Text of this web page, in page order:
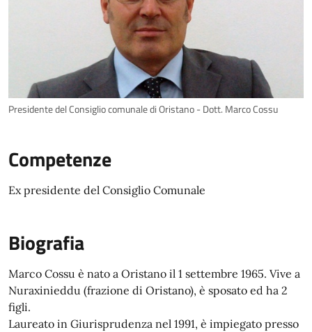
Presidente del Consiglio comunale di Oristano - Dott. Marco Cossu
Competenze
Ex presidente del Consiglio Comunale
Biografia
Marco Cossu è nato a Oristano il 1 settembre 1965. Vive a
Nuraxinieddu (frazione di Oristano), è sposato ed ha 2
figli.
Laureato in Giurisprudenza nel 1991, è impiegato presso